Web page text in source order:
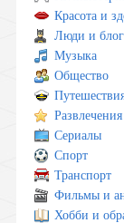
Красота и
Люди и
Музыка
Общество
Развлечения
Сериалы
Спорт
Транспорт
Фильмы и
Хобби и